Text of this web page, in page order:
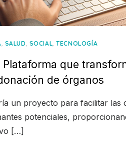
, SALUD, SOCIAL,TECNOLOGÍA
Plataforma que
de órganos
un proyecto para facilitar las
potenciales,
[…]